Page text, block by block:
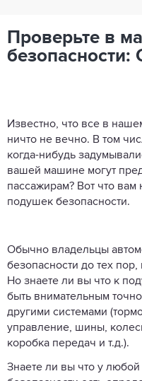
Проверьте в
Известно, что все в
ничто не вечно. В том
когда-нибудь
вашей машине могут
пассажирам? Вот что вам
подушек безопасности.
Обычно владельцы
безопасности до тех
Но знаете ли вы что к
быть внимательным
другими системами
управление, шины,
коробка передач и т.д.).
Знаете ли вы что у